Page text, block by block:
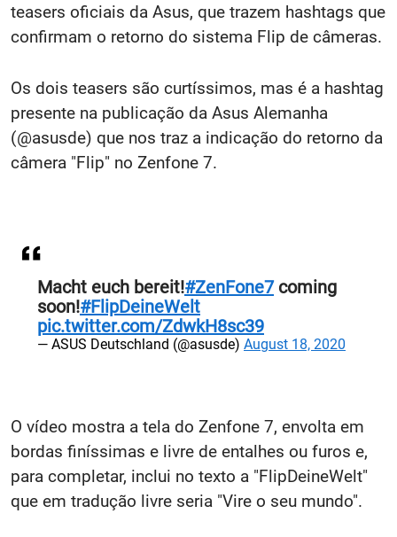
teasers oficiais da Asus, que trazem hashtags que
confirmam o retorno do sistema Flip de câmeras.
Os dois teasers são curtíssimos, mas é a hashtag
presente na publicação da Asus Alemanha
(@asusde) que nos traz a indicação do retorno da
câmera "Flip" no Zenfone 7.
Macht euch bereit!#ZenFone7coming
soon!#FlipDeineWelt
pic.twitter.com/ZdwkH8sc39
— ASUS Deutschland (@asusde) August 18, 2020
O vídeo mostra a tela do Zenfone 7, envolta em
bordas finíssimas e livre de entalhes ou furos e,
para completar, inclui no texto a "FlipDeineWelt"
que em tradução livre seria "Vire o seu mundo".